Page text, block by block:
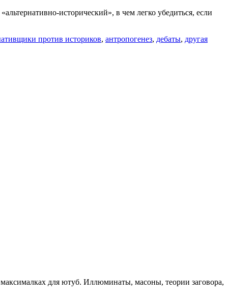
исторический», в чем легко убедиться, если
против историков, антропогенез, дебаты, другая
для ютуб. Иллюминаты, масоны, теории заговора,